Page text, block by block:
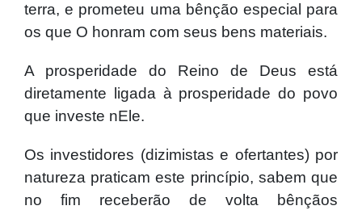
terra, e prometeu uma bênção especial para
os que O honram com seus bens materiais.
A prosperidade do Reino de Deus está
diretamente ligada à prosperidade do povo
que investe nEle.
Os investidores (dizimistas e ofertantes) por
natureza praticam este princípio, sabem que
no fim receberão de volta bênçãos